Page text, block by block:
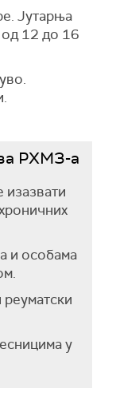
Јутарња
од 12 до 16
РХМЗ-а
изазвати
и особама
у